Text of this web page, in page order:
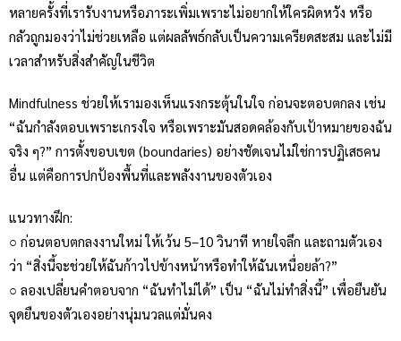
หลายครั้งที่เรารับงานหรือภาระเพิ่มเพราะไม่อยากให้ใครผิดหวัง หรือ
กลัวถูกมองว่าไม่ช่วยเหลือ แต่ผลลัพธ์กลับเป็นความเครียดสะสม และไม่มี
เวลาสำหรับสิ่งสำคัญในชีวิต
Mindfulness ช่วยให้เรามองเห็นแรงกระตุ้นในใจ ก่อนจะตอบตกลง เช่น
“ฉันกำลังตอบเพราะเกรงใจ หรือเพราะมันสอดคล้องกับเป้าหมายของฉัน
จริง ๆ?” การตั้งขอบเขต (boundaries) อย่างชัดเจนไม่ใช่การปฏิเสธคน
อื่น แต่คือการปกป้องพื้นที่และพลังงานของตัวเอง
แนวทางฝึก:
○ ก่อนตอบตกลงงานใหม่ ให้เว้น 5–10 วินาที หายใจลึก และถามตัวเอง
ว่า “สิ่งนี้จะช่วยให้ฉันก้าวไปข้างหน้าหรือทำให้ฉันเหนื่อยล้า?”
○ ลองเปลี่ยนคำตอบจาก “ฉันทำไม่ได้” เป็น “ฉันไม่ทำสิ่งนี้” เพื่อยืนยัน
จุดยืนของตัวเองอย่างนุ่มนวลแต่มั่นคง